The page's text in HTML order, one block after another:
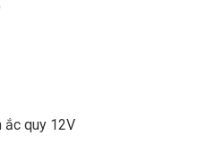
ắc quy 12V